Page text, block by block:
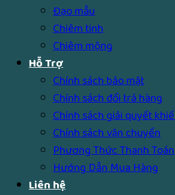
Đạo mẫu
Chiêm tinh
Chiêm mộng
Hỗ Trợ
Chính sách bảo mật
Chính sách đổi trả hàng
Chính sách giải quyết
Chính sách vận chuyển
Phương Thức Thanh Toán
Hướng Dẫn Mua Hàng
Liên hệ